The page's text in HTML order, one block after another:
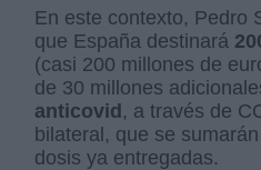
En este contexto, Pedro
que España destinará
(casi 200 millones de
de 30 millones
anticovid, a través de
bilateral, que se
dosis ya entregadas.